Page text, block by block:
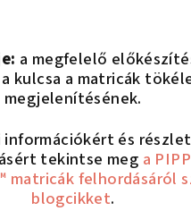
a megfelelő
kulcsa a matricák
megjelenítésének.
információkért és
tekintse meg a
matricák felhordásáról
blogcikket.